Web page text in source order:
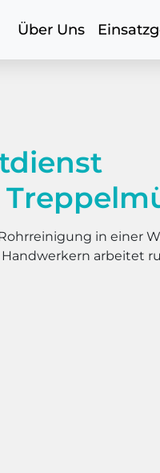
Über Uns
in einer
arbeitet